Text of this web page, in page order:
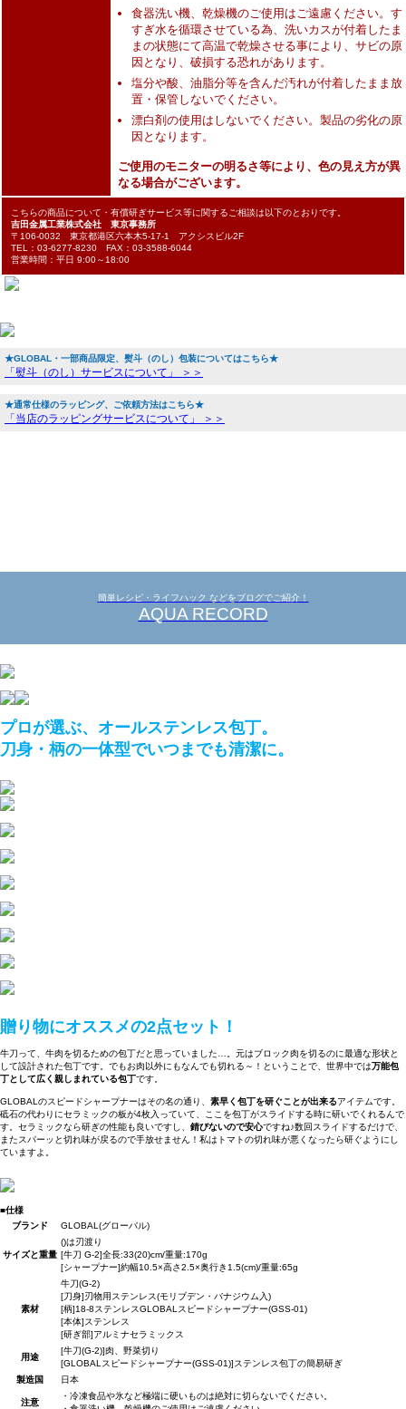
食器洗い機、乾燥機のご使用はご遠慮ください。す
すぎ水を循環させている為、洗いカスが付着したま
まの状態にて高温で乾燥させる事により、サビの原
因となり、破損する恐れがあります。
塩分や酸、油脂分等を含んだ汚れが付着したまま放
置・保管しないでください。
漂白剤の使用はしないでください。製品の劣化の原
因となります。
ご使用のモニターの明るさ等により、色の見え方が異
なる場合がございます。
こちらの商品について・有償研ぎサービス等に関するご相談は以下のとおりです。
吉田金属工業株式会社 東京事務所
〒106-0032 東京都港区六本木5-17-1 アクシスビル2F
TEL：03-6277-8230 FAX：03-3588-6044
営業時間：平日 9:00～18:00
★GLOBAL・一部商品限定、熨斗（のし）包装についてはこちら★
「熨斗（のし）サービスについて」 ＞＞
★通常仕様のラッピング、ご依頼方法はこちら★
「当店のラッピングサービスについて」 ＞＞
簡単レシピ・ライフハック などをブログでご紹介！
AQUA RECORD
プロが選ぶ、オールステンレス包丁。
刀身・柄の一体型でいつまでも清潔に。
贈り物にオススメの2点セット！
牛刀って、牛肉を切るための包丁だと思っていました…。元はブロック肉を切るのに最適な形状と
して設計された包丁です。でもお肉以外にもなんでも切れる～！ということで、世界中では万能包
丁として広く親しまれている包丁です。
GLOBALのスピードシャープナーはその名の通り、 素早く包丁を研ぐことが出来るアイテムです。
砥石の代わりにセラミックの板が4枚入っていて、ここを包丁がスライドする時に研いでくれるんで
す。セラミックなら研ぎの性能も良いですし、 錆びないので安心ですね♪数回スライドするだけで、
またスパーッと切れ味が戻るので手放せません！私はトマトの切れ味が悪くなったら研ぐようにし
ていますよ。
■仕様
ブランド
GLOBAL(グローバル)
サイズと重量
()は刃渡り
[牛刀 G-2]全長:33(20)cm/重量:170g
[シャープナー]約幅10.5×高さ2.5×奥行き1.5(cm)/重量:65g
素材
牛刀(G-2)
[刀身]刃物用ステンレス(モリブデン・バナジウム入)
[柄]18-8ステンレスGLOBALスピードシャープナー(GSS-01)
[本体]ステンレス
[研ぎ部]アルミナセラミックス
用途
[牛刀(G-2)]肉、野菜切り
[GLOBALスピードシャープナー(GSS-01)]ステンレス包丁の簡易研ぎ
製造国
日本
注意
・冷凍食品や氷など極端に硬いものは絶対に切らないでください。